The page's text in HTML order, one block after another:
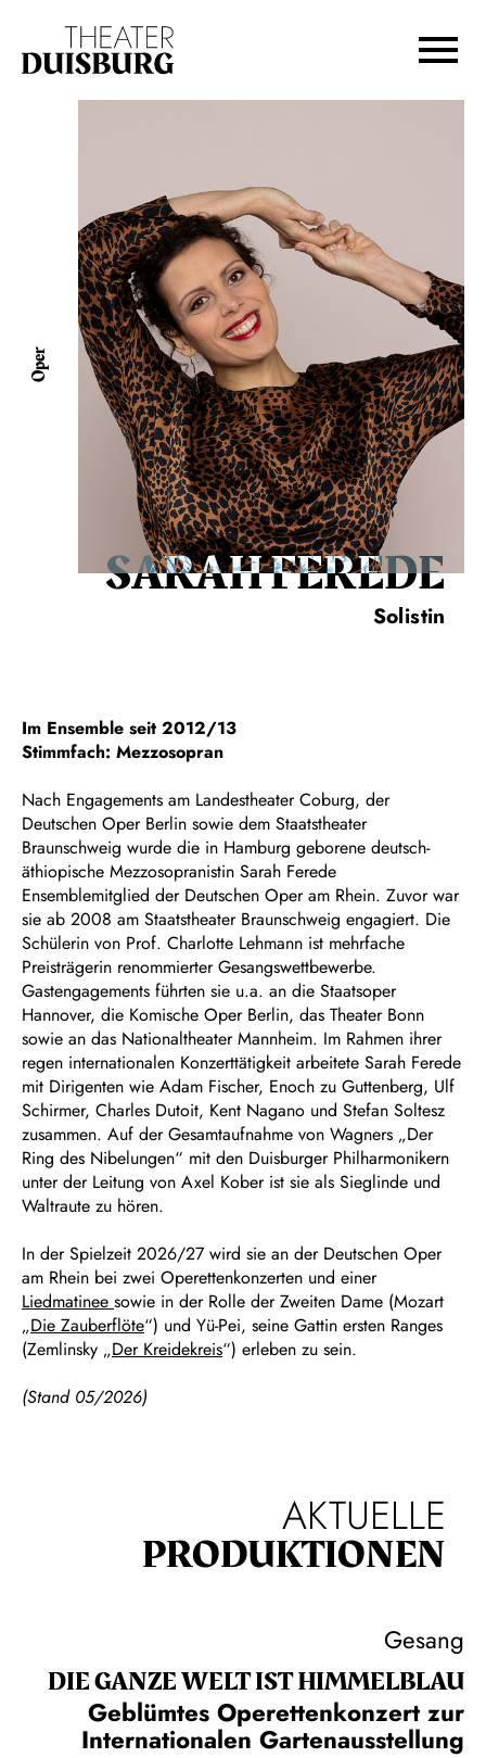
Zur Hauptnavigation springen
Zum Footer springen
Oper
SARAH FEREDE
Solistin
Im Ensemble seit 2012/13
Stimmfach: Mezzosopran
Nach Engagements am Landestheater Coburg, der
Deutschen Oper Berlin sowie dem Staatstheater
Braunschweig wurde die in Hamburg geborene deutsch-
äthiopische Mezzosopranistin Sarah Ferede
Ensemblemitglied der Deutschen Oper am Rhein. Zuvor war
sie ab 2008 am Staatstheater Braunschweig engagiert. Die
Schülerin von Prof. Charlotte Lehmann ist mehrfache
Preisträgerin renommierter Gesangswettbewerbe.
Gastengagements führten sie u.a. an die Staatsoper
Hannover, die Komische Oper Berlin, das Theater Bonn
sowie an das Nationaltheater Mannheim. Im Rahmen ihrer
regen internationalen Konzerttätigkeit arbeitete Sarah Ferede
mit Dirigenten wie Adam Fischer, Enoch zu Guttenberg, Ulf
Schirmer, Charles Dutoit, Kent Nagano und Stefan Soltesz
zusammen. Auf der Gesamtaufnahme von Wagners „Der
Ring des Nibelungen“ mit den Duisburger Philharmonikern
unter der Leitung von Axel Kober ist sie als Sieglinde und
Waltraute zu hören.
In der Spielzeit 2026/27 wird sie an der Deutschen Oper
am Rhein bei zwei Operettenkonzerten und einer
Liedmatinee sowie in der Rolle der Zweiten Dame (Mozart
„Die Zauberflöte“) und Yü-Pei, seine Gattin ersten Ranges
(Zemlinsky „Der Kreidekreis“) erleben zu sein.
(Stand 05/2026)
AKTUELLE
PRODUKTIONEN
Gesang
DIE GANZE WELT IST HIMMEL­BLAU
Geblümtes Operettenkonzert zur
Internationalen Gartenausstellung